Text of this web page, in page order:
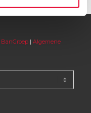
BanGroep| Algemene